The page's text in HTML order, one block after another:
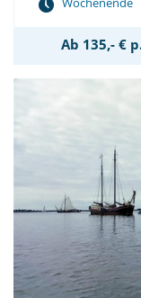
Wochenende
Ab 135,- €